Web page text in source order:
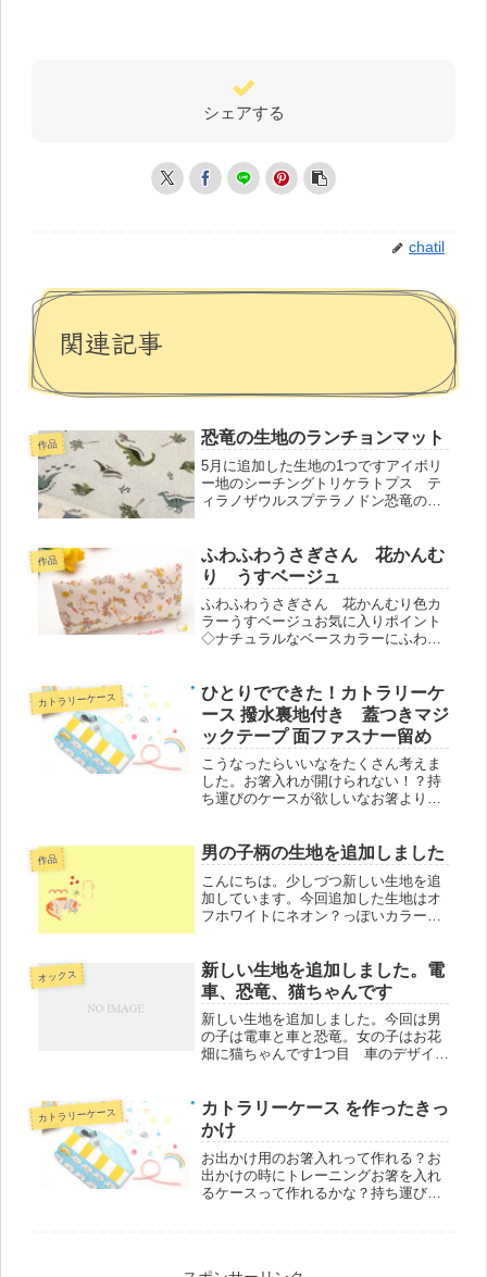
シェアする
chatil
関連記事
作品 恐竜の生地のランチョンマット
5月に追加した生地の1つですアイボリ
ー地のシーチングトリケラトプス テ
ィラノザウルスプテラノドン恐竜の色
み合わせました5月中には男の子柄のラ
ンチョンマットが出品できるよう...
作品
ふわふわうさぎさん 花かんむ
り うすベージュ
ふわふわうさぎさん 花かんむり色カ
ラーうすベージュお気に入りポイント
◇ナチュラルなベースカラーにふわふ
ク、水色黄色のお花にキノコ。ひらひ
らと自由に飛んでいく蝶々。かわいい
が...
カトラリーケース
ひとりでできた！カトラリーケ
ース 撥水裏地付き 蓋つきマジ
ックテープ 面ファスナー留め
こうなったらいいなをたくさん考えま
した。お箸入れが開けられない！？持
ち運びのケースが欲しいなお箸より少
全部を入れられるケースが欲しいな１
つにまとめられるといいな子供が使っ
て...
作品 男の子柄の生地を追加しました
こんにちは。少しづつ新しい生地を追
加しています。今回追加した生地はオ
フホワイトにネオン？っぽいカラーの
ンで書いたような動物さんの柄色違い
でオフホワイト と明るくうすグリー
ン...
オックス
新しい生地を追加しました。電
車、恐竜、猫ちゃんです
新しい生地を追加しました。今回は男
の子は電車と車と恐竜。女の子はお花
畑に猫ちゃんです1つ目 車のデザイン
爽やか。すきっとして明るくカッコい
い生地ですムラがあってベタ塗りでな
い...
カトラリーケース
カトラリーケース を作ったきっ
かけ
お出かけ用のお箸入れって作れる？お
出かけの時にトレーニングお箸を入れ
るケースって作れるかな？持ち運びに